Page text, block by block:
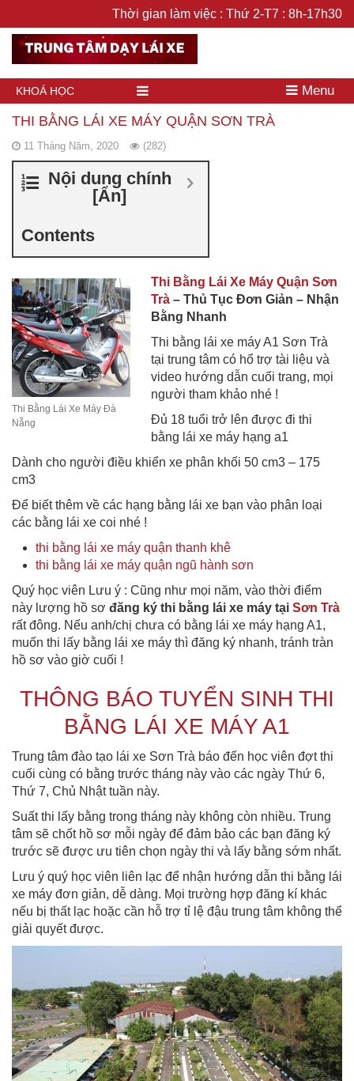
Thời gian làm việc : Thứ 2-T7 : 8h-17h30
KHOÁ HỌC Menu
THI BẰNG LÁI XE MÁY QUẬN SƠN TRÀ
11 Tháng Năm, 2020 (282)
Nội dung chính
[Ẩn]
Contents
Thi Bằng Lái Xe Máy Đà
Nẵng
Thi Bằng Lái Xe Máy Quận Sơn
Trà– Thủ Tục Đơn Giản – Nhận
Bằng Nhanh
Thi bằng lái xe máy A1 Sơn Trà
tại trung tâm có hổ trợ tài liệu và
video hướng dẫn cuối trang, mọi
người tham khảo nhé !
Đủ 18 tuổi trở lên được đi thi
bằng lái xe máy hạng a1
Dành cho người điều khiển xe phân khối 50 cm3 – 175
cm3
Để biết thêm về các hạng bằng lái xe bạn vào phân loại
các bằng lái xe coi nhé !
thi bằng lái xe máy quận thanh khê
thi bằng lái xe máy quận ngũ hành sơn
Quý học viên Lưu ý : Cũng như mọi năm, vào thời điểm
này lượng hồ sơ đăng ký thi bằng lái xe máy tại Sơn Trà
rất đông. Nếu anh/chị chưa có bằng lái xe máy hạng A1,
muốn thi lấy bằng lái xe máy thì đăng ký nhanh, tránh tràn
hồ sơ vào giờ cuối !
THÔNG BÁO TUYỂN SINH THI
BẰNG LÁI XE MÁY A1
Trung tâm đào tạo lái xe Sơn Trà báo đến học viên đợt thi
cuối cùng có bằng trước tháng này vào các ngày Thứ 6,
Thứ 7, Chủ Nhật tuần này.
Suất thi lấy bằng trong tháng này không còn nhiều. Trung
tâm sẽ chốt hồ sơ mỗi ngày để đảm bảo các bạn đăng ký
trước sẽ được ưu tiên chọn ngày thi và lấy bằng sớm nhất.
Lưu ý quý học viên liên lạc để nhận hướng dẫn thi bằng lái
xe máy đơn giản, dễ dàng. Mọi trường hợp đăng kí khác
nếu bị thất lạc hoặc cần hỗ trợ tỉ lệ đậu trung tâm không thể
giải quyết được.